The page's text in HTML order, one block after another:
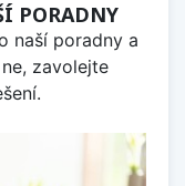
PORADNY
naší poradny a
zavolejte